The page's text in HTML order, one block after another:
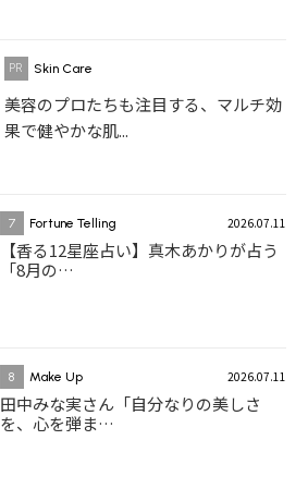
Skin Care
美容のプロたちも注目する、マルチ効
果で健やかな肌...
7 Fortune Telling 2026.07.11
【香る12星座占い】真木あかりが占う
「8月の…
8 Make Up 2026.07.11
田中みな実さん「自分なりの美しさ
を、心を弾ま…